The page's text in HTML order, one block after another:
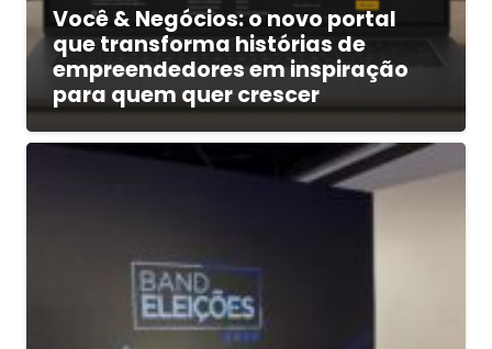
Você & Negócios: o novo portal
que transforma histórias de
empreendedores em inspiração
para quem quer crescer